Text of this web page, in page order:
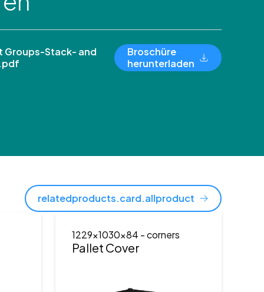
Groups-Stack- and
Broschüre
herunterladen
relatedproducts.card.allproduct
1229x1030x84 - corners
Pallet Cover